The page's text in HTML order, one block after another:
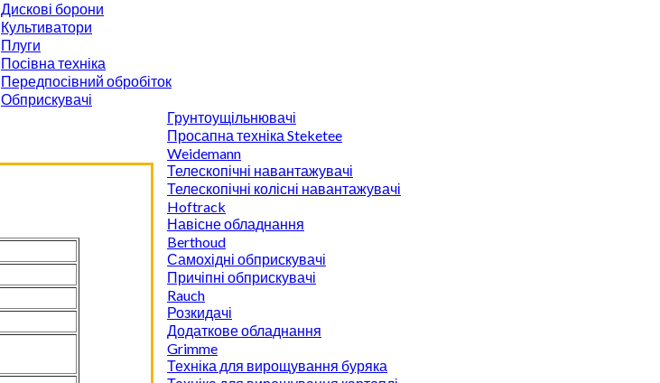
Дискові борони
Культиватори
Плуги
Посівна техніка
Передпосівний обробіток
Обприскувачі
Грунтоущільнювачі
Просапна техніка Steketee
Weidemann
Телескопічні навантажувачі
Телескопічні колісні навантажувачі
Hoftrack
Навісне обладнання
Berthoud
Самохідні обприскувачі
Причіпні обприскувачі
Rauch
Розкидачі
Додаткове обладнання
Grimme
Техніка для вирощування буряка